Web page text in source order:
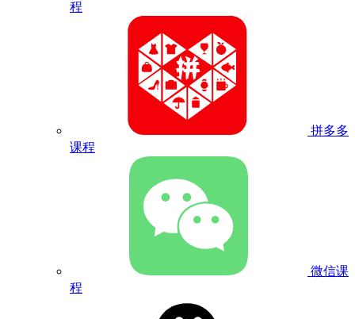
程
拼多多
课程
微信课
程